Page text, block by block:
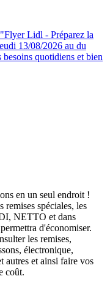
Lidl - Préparez la
13/08/2026 au du
quotidiens et bien
en un seul endroit !
spéciales, les
NETTO et dans
d'économiser.
les remises,
électronique,
autres et ainsi faire vos
coût.